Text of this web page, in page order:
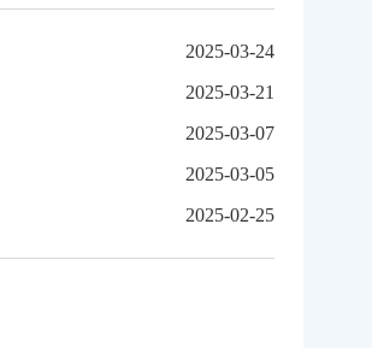
2025-03-24
2025-03-21
2025-03-07
2025-03-05
2025-02-25